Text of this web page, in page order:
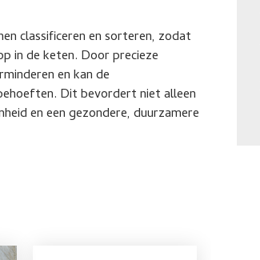
classificeren en sorteren, zodat
in de keten. Door precieze
en kan de
Dit bevordert niet alleen
en een gezondere, duurzamere